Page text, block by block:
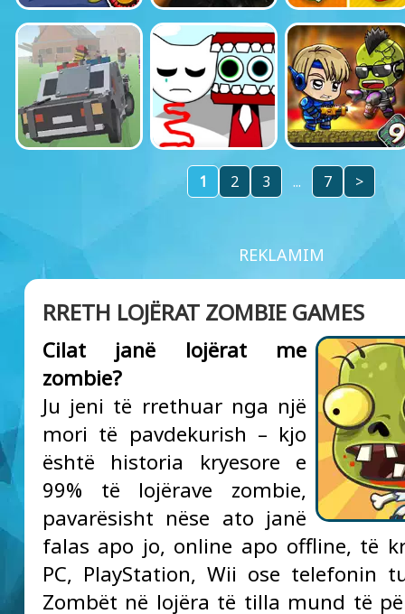
1 2 3 ... 7 >
REKLAMIM
RRETH LOJËRAT ZOMBIE GAMES
Cilat janë lojërat me
zombie?
Ju jeni të rrethuar nga një
mori të pavdekurish – kjo
është historia kryesore e
99% të lojërave zombie,
pavarësisht nëse ato janë
falas apo jo, online apo offline, të
PC, PlayStation, Wii ose telefonin
Zombët në lojëra të tilla mund të